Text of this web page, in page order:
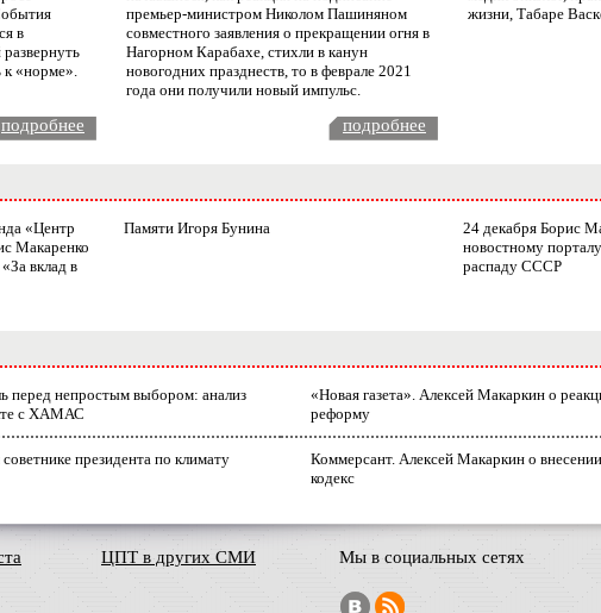
в
к «норме».
премьер-министром Николом Пашиняном
совместного заявления о прекращении огня в
Нагорном Карабахе, стихли в канун
новогодних празднеств, то в феврале 2021
года они получили новый импульс.
жизни, Табаре
подробнее подробнее
«Центр
Макаренко
вклад в
Памяти Игоря Бунина
24 декабря Борис
новостному
распаду СССР
перед непростым выбором: анализ
с ХАМАС
«Новая газета». Алексей Макаркин о
реформу
президента по климату
Коммерсант. Алексей Макаркин о
кодекс
ЦПТ в других СМИ Мы в социальных сетях